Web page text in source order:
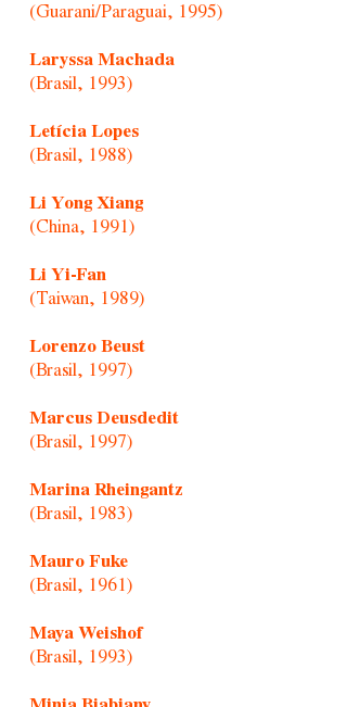
(Guarani/Paraguai, 1995)
Laryssa Machada
(Brasil, 1993)
Letícia Lopes
(Brasil, 1988)
Li Yong Xiang
(China, 1991)
Li Yi-Fan
(Taiwan, 1989)
Lorenzo Beust
(Brasil, 1997)
Marcus Deusdedit
(Brasil, 1997)
Marina Rheingantz
(Brasil, 1983)
Mauro Fuke
(Brasil, 1961)
Maya Weishof
(Brasil, 1993)